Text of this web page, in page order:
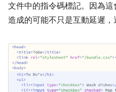
文件中的指令碼標記。因為
造成的可能不只是互動延遲，